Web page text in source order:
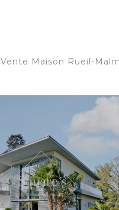
Vente Maison Rueil-